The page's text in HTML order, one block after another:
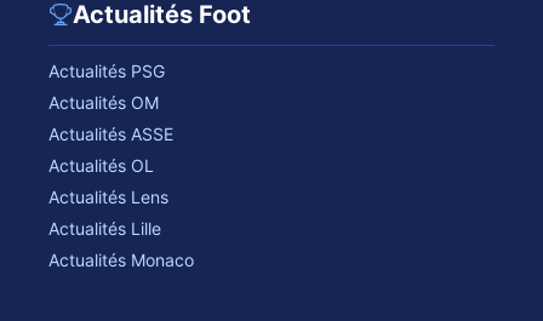
Actualités Foot
Actualités PSG
Actualités OM
Actualités ASSE
Actualités OL
Actualités Lens
Actualités Lille
Actualités Monaco